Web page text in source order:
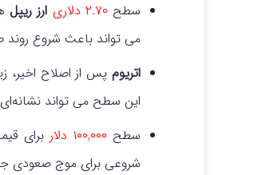
سطح ۲.۷۰ دلاری ارز ریپل
می تواند باعث شروع روند صعودی تا
اتریومپس از اصلاح اخیر، زیر
این سطح می تواند
سطح
برای
شروعی برای موج صعودی